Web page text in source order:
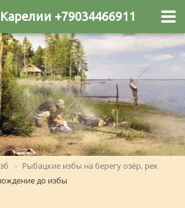
+79034466911
Рыбацкие избы на берегу озёр, рек
до избы